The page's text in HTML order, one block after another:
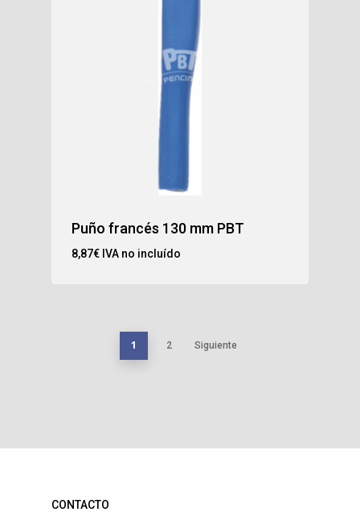
Puño francés 130 mm PBT
8,87€ IVA no incluído
1 2 Siguiente
CONTACTO